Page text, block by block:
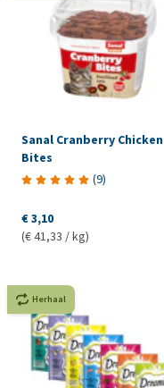
Sanal Cranberry Chicken
Bites
(9)
€ 3,10
(€ 41,33 / kg)
Herhaal